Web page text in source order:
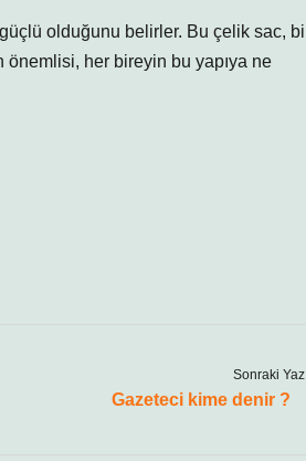
olduğunu belirler. Bu çelik sac,
önemlisi, her bireyin bu yapıya ne
Sonraki
Gazeteci kime denir ?